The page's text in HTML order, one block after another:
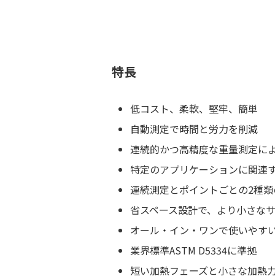
特長
低コスト、柔軟、堅牢、簡単
自動測定で時間と労力を削減
連続的かつ高精度な重量測定に
特定のアプリケーションに関連
連続測定とポイントごとの2種
省スペース設計で、より小さな
オール・イン・ワンで使いやす
業界標準ASTM D5334に準拠
短い加熱フェーズと小さな加熱